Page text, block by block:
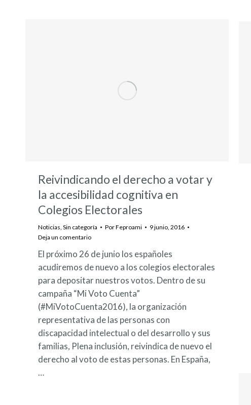
Reivindicando el derecho a votar y
la accesibilidad cognitiva en
Colegios Electorales
Noticias Sin categoría PorFeproami
9 junio, 2016
Deja un comentario
El próximo 26 de junio los españoles
acudiremos de nuevo a los colegios electorales
para depositar nuestros votos. Dentro de su
campaña “Mi Voto Cuenta”
(#MiVotoCuenta2016), la organización
representativa de las personas con
discapacidad intelectual o del desarrollo y sus
familias, Plena inclusión, reivindica de nuevo el
derecho al voto de estas personas. En España,
…